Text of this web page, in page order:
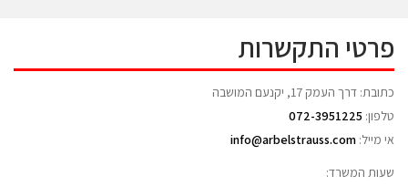
פרטי התקשרות
כתובת: דרך העמק 17, יקנעם המושבה
טלפון: 072-3951225
אי מייל: info@arbelstrauss.com
שעות המשרד: